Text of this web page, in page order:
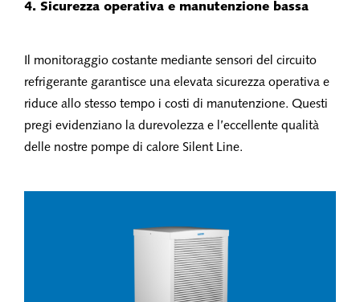
4. Sicurezza operativa e manutenzione bassa
Il monitoraggio costante mediante sensori del circuito
refrigerante garantisce una elevata sicurezza operativa e
riduce allo stesso tempo i costi di manutenzione. Questi
pregi evidenziano la durevolezza e l’eccellente qualità
delle nostre pompe di calore Silent Line.